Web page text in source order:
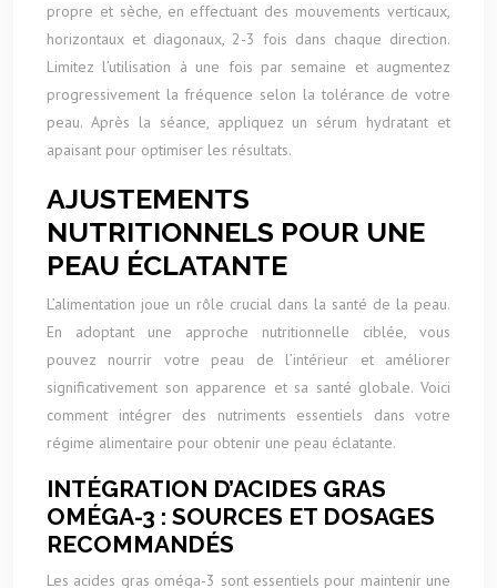
propre et sèche, en effectuant des mouvements verticaux,
horizontaux et diagonaux, 2-3 fois dans chaque direction.
Limitez l’utilisation à une fois par semaine et augmentez
progressivement la fréquence selon la tolérance de votre
peau. Après la séance, appliquez un sérum hydratant et
apaisant pour optimiser les résultats.
AJUSTEMENTS
NUTRITIONNELS POUR UNE
PEAU ÉCLATANTE
L’alimentation joue un rôle crucial dans la santé de la peau.
En adoptant une approche nutritionnelle ciblée, vous
pouvez nourrir votre peau de l’intérieur et améliorer
significativement son apparence et sa santé globale. Voici
comment intégrer des nutriments essentiels dans votre
régime alimentaire pour obtenir une peau éclatante.
INTÉGRATION D’ACIDES GRAS
OMÉGA-3 : SOURCES ET DOSAGES
RECOMMANDÉS
Les acides gras oméga-3 sont essentiels pour maintenir une